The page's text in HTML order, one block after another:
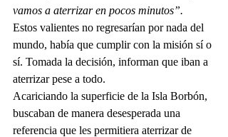
vamos a aterrizar en pocos minutos”.
Estos valientes no regresarían por nada del
mundo, había que cumplir con la misión sí o
sí. Tomada la decisión, informan que iban a
aterrizar pese a todo.
Acariciando la superficie de la Isla Borbón,
buscaban de manera desesperada una
referencia que les permitiera aterrizar de